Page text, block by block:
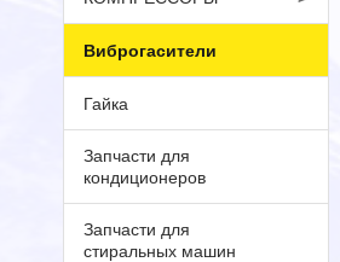
Виброгасители
Гайка
Запчасти для
кондиционеров
Запчасти для
стиральных машин